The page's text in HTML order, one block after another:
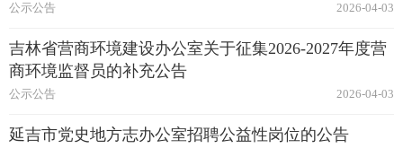
2026-04-03
公示公告
吉林省营商环境建设办公室关于征集2026-2027年度营
商环境监督员的补充公告
2026-04-03
公示公告
延吉市党史地方志办公室招聘公益性岗位的公告